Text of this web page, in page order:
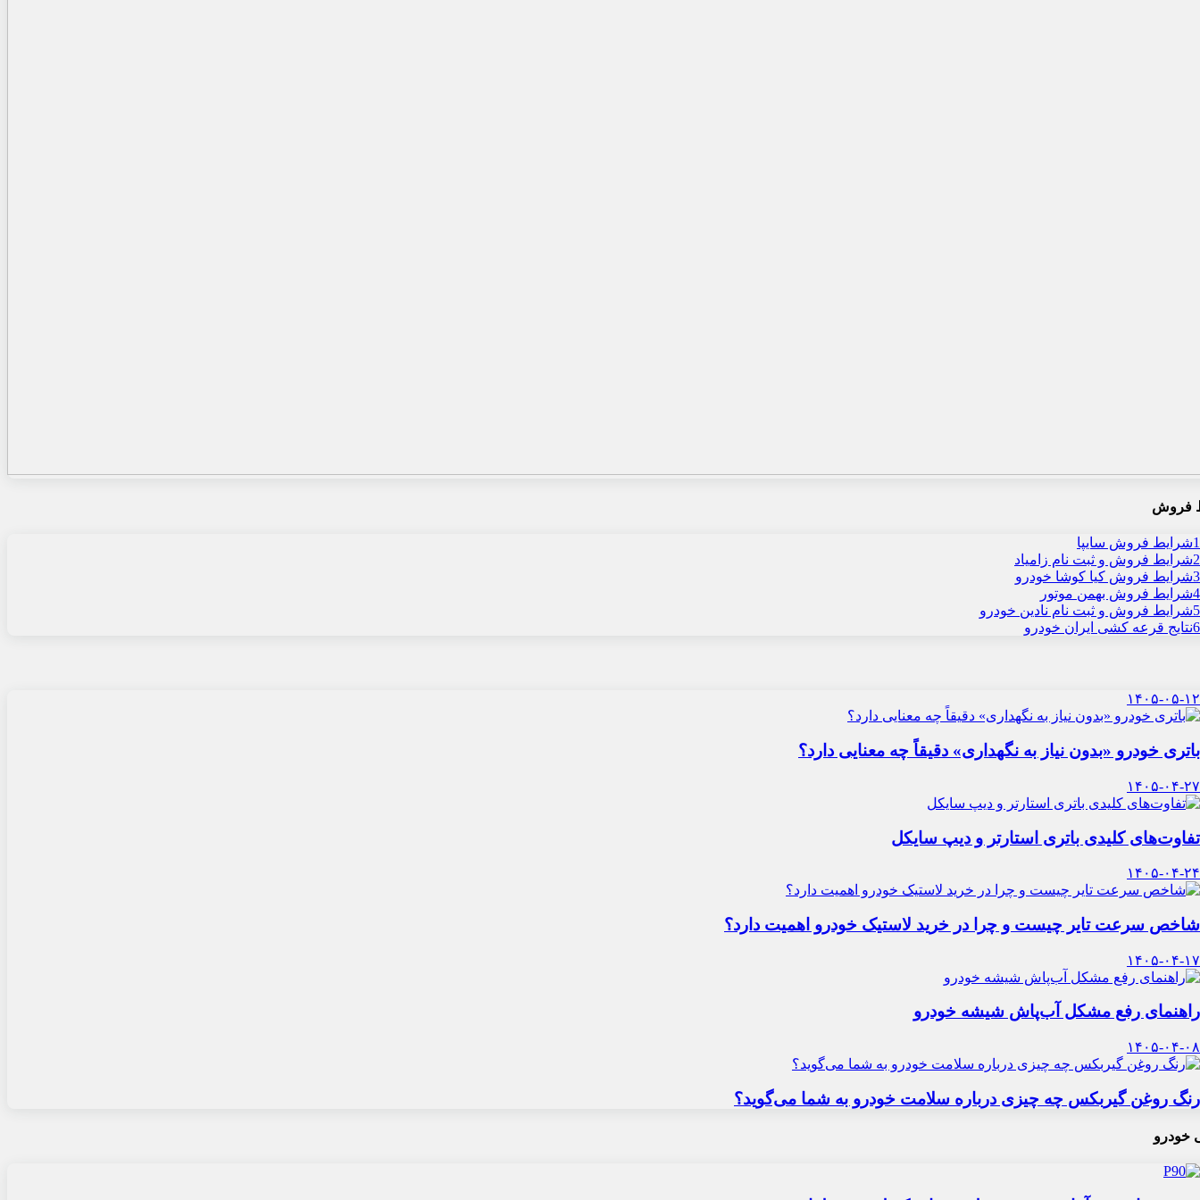
فروش
1شرایط فروش سایپا
2شرایط فروش و ثبت نام زامیاد
3شرایط فروش کیا کوشا خودرو
4شرایط فروش بهمن موتور
5شرایط فروش و ثبت نام نادین خودرو
6نتایج قرعه کشی ایران خودرو
۱۴۰۵-۰۵-۱۲
باتری خودرو «بدون نیاز به نگهداری» دقیقاً چه معنایی دارد؟
۱۴۰۵-۰۴-۲۷
تفاوت‌های کلیدی باتری استارتر و دیپ سایکل
۱۴۰۵-۰۴-۲۴
شاخص سرعت تایر چیست و چرا در خرید لاستیک خودرو اهمیت دارد؟
۱۴۰۵-۰۴-۱۷
راهنمای رفع مشکل آب‌پاش شیشه خودرو
۱۴۰۵-۰۴-۰۸
رنگ روغن گیربکس چه چیزی درباره سلامت خودرو به شما می‌گوید؟
خودرو